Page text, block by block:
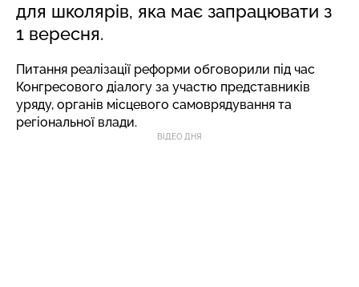
для школярів, яка має запрацювати з
1 вересня.
Питання реалізації реформи обговорили під час
Конгресового діалогу за участю представників
уряду, органів місцевого самоврядування та
регіональної влади.
ВІДЕО ДНЯ